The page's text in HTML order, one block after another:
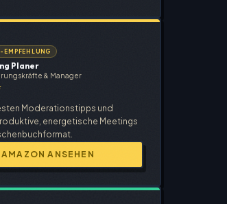
EMPFEHLUNG
Planer
& Manager
Moderationstipps und
energetische Meetings
ANSEHEN